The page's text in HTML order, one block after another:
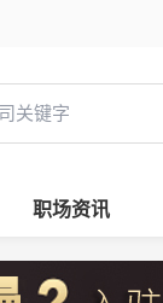
职场资讯